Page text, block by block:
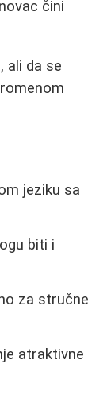
čini
ali da se
jeziku sa
biti i
za stručne
atraktivne